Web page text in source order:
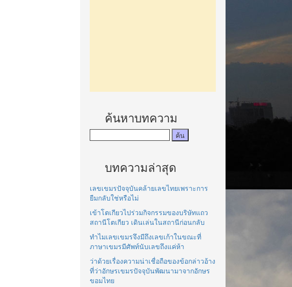
ค้นหาบทความ
บทความล่าสุด
เลขเขมรปัจจุบันคล้ายเลขไทยเพราะการ
ยืมกลับใช่หรือไม่
เข้าโตเกียวไปร่วมกิจกรรมของบริษัทแถว
สถานีโตเกียว เดินเล่นในสถานีก่อนกลับ
ทำไมเลขเขมรจึงมีถึงเลขเก้าในขณะที่
ภาษาเขมรมีศัพท์นับเลขถึงแค่ห้า
ว่าด้วยเรื่องความน่าเชื่อถือของข้อกล่าวอ้าง
ที่ว่าอักษรเขมรปัจจุบันพัฒนามาจากอักษร
ขอมไทย